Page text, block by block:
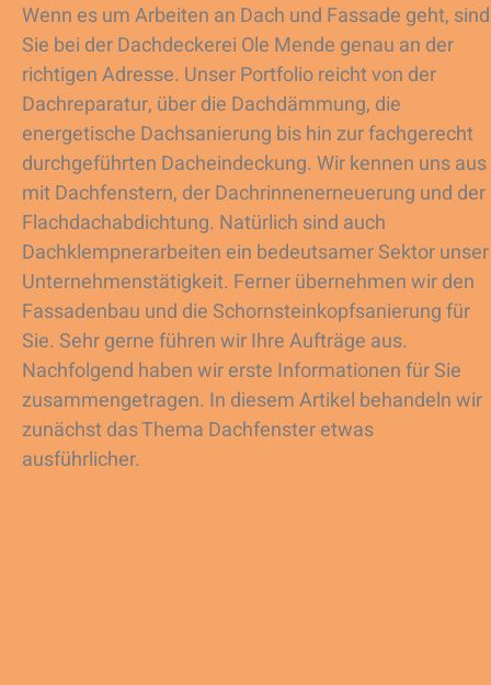
Wenn es um Arbeiten an Dach und Fassade geht, sind
Sie bei der Dachdeckerei Ole Mende genau an der
richtigen Adresse. Unser Portfolio reicht von der
Dachreparatur, über die Dachdämmung, die
energetische Dachsanierung bis hin zur fachgerecht
durchgeführten Dacheindeckung. Wir kennen uns aus
mit Dachfenstern, der Dachrinnenerneuerung und der
Flachdachabdichtung. Natürlich sind auch
Dachklempnerarbeiten ein bedeutsamer Sektor unser
Unternehmenstätigkeit. Ferner übernehmen wir den
Fassadenbau und die Schornsteinkopfsanierung für
Sie. Sehr gerne führen wir Ihre Aufträge aus.
Nachfolgend haben wir erste Informationen für Sie
zusammengetragen. In diesem Artikel behandeln wir
zunächst das Thema Dachfenster etwas
ausführlicher.